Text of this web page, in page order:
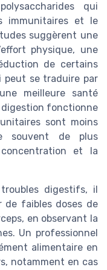
qui
immunitaires et le
suggèrent une
physique, une
de certains
peut se traduire par
meilleure santé
digestion fonctionne
sont moins
souvent de plus
et la
digestifs, il
de faibles doses de
en observant la
Un professionnel
alimentaire en
notamment en cas